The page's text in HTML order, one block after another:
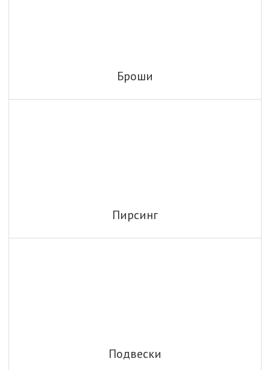
Броши
Пирсинг
Подвески